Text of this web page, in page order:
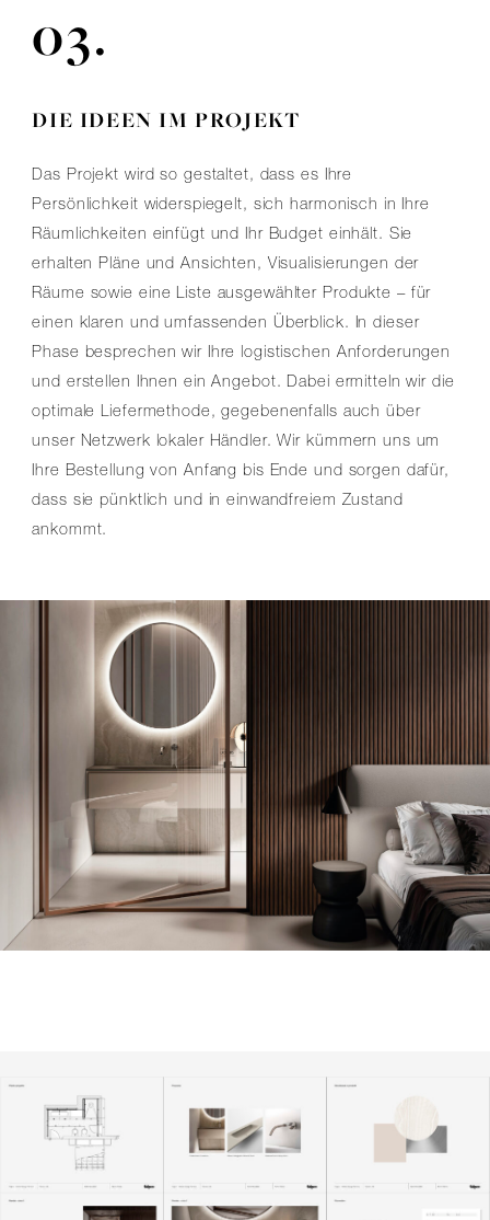
03.
DIE IDEEN IM PROJEKT
Das Projekt wird so gestaltet, dass es Ihre
Persönlichkeit widerspiegelt, sich harmonisch in Ihre
Räumlichkeiten einfügt und Ihr Budget einhält. Sie
erhalten Pläne und Ansichten, Visualisierungen der
Räume sowie eine Liste ausgewählter Produkte – für
einen klaren und umfassenden Überblick. In dieser
Phase besprechen wir Ihre logistischen Anforderungen
und erstellen Ihnen ein Angebot. Dabei ermitteln wir die
optimale Liefermethode, gegebenenfalls auch über
unser Netzwerk lokaler Händler. Wir kümmern uns um
Ihre Bestellung von Anfang bis Ende und sorgen dafür,
dass sie pünktlich und in einwandfreiem Zustand
ankommt.